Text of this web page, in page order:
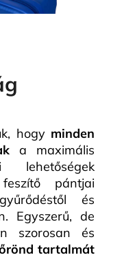
hogy minden
a maximális
pántjai
és
Egyszerű, de
szorosan és
tartalmát